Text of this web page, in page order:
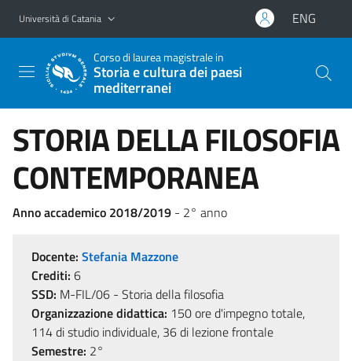
Vai al contenuto principale
Vai al menu di navigazione
Università di Catania ENG
Corso di laurea magistrale in
Storia e cultura dei paesi
mediterranei
STORIA DELLA FILOSOFIA
CONTEMPORANEA
Anno accademico 2018/2019 - 2° anno
Docente: Stefania Mazzone
Crediti: 6
SSD: M-FIL/06 - Storia della filosofia
Organizzazione didattica: 150 ore d'impegno totale,
114 di studio individuale, 36 di lezione frontale
Semestre: 2°